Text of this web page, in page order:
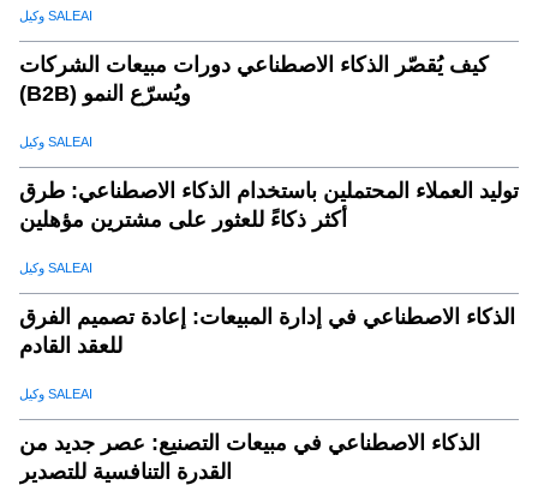
وكيل SALEAI
كيف يُقصّر الذكاء الاصطناعي دورات مبيعات الشركات
(B2B) ويُسرّع النمو
وكيل SALEAI
توليد العملاء المحتملين باستخدام الذكاء الاصطناعي: طرق
أكثر ذكاءً للعثور على مشترين مؤهلين
وكيل SALEAI
الذكاء الاصطناعي في إدارة المبيعات: إعادة تصميم الفرق
للعقد القادم
وكيل SALEAI
الذكاء الاصطناعي في مبيعات التصنيع: عصر جديد من
القدرة التنافسية للتصدير